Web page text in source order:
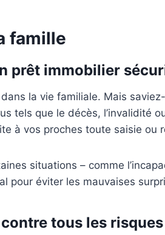
famille
prêt immobilier
la vie familiale. Mais
tels que le décès, l’invalidité
à vos proches toute saisie ou
situations – comme
éviter les mauvaises
tous les